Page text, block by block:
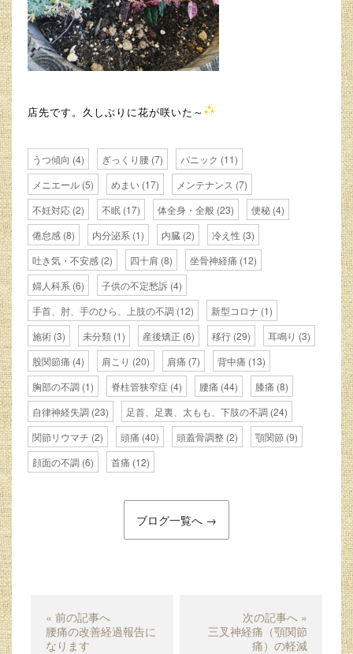
店先です。久しぶりに花が咲いた～
うつ傾向 (4) ぎっくり腰 (7) パニック (11)
メニエール (5) めまい (17) メンテナンス (7)
不妊対応 (2) 不眠 (17) 体全身・全般 (23) 便秘 (4)
倦怠感 (8) 内分泌系 (1) 内臓 (2) 冷え性 (3)
吐き気・不安感 (2) 四十肩 (8) 坐骨神経痛 (12)
婦人科系 (6) 子供の不定愁訴 (4)
手首、肘、手のひら、上肢の不調 (12) 新型コロナ (1)
施術 (3) 未分類 (1) 産後矯正 (6) 移行 (29) 耳鳴り (3)
股関節痛 (4) 肩こり (20) 肩痛 (7) 背中痛 (13)
胸部の不調 (1) 脊柱管狭窄症 (4) 腰痛 (44) 膝痛 (8)
自律神経失調 (23) 足首、足裏、太もも、下肢の不調 (24)
関節リウマチ (2) 頭痛 (40) 頭蓋骨調整 (2) 顎関節 (9)
顔面の不調 (6) 首痛 (12)
ブログ一覧へ →
« 前の記事へ
腰痛の改善経過報告に
なります
次の記事へ »
三叉神経痛（顎関節
痛）の軽減